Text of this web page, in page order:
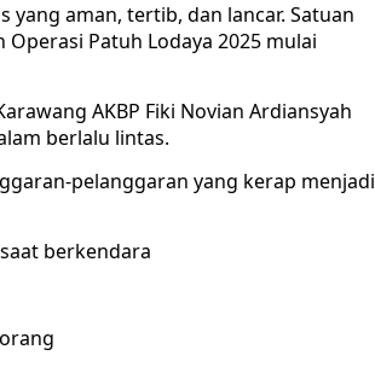
aman, tertib, dan lancar. Satuan
Patuh Lodaya 2025 mulai
AKBP Fiki Novian Ardiansyah
berlalu lintas.
pelanggaran yang kerap menjadi
berkendara